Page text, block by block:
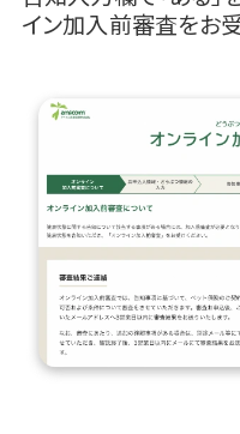
イン加入前審査をお